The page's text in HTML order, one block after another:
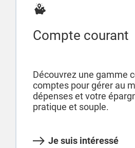
Compte courant
Découvrez une gamme
comptes pour gérer au
dépenses et votre
pratique et souple.
Je suis intéressé